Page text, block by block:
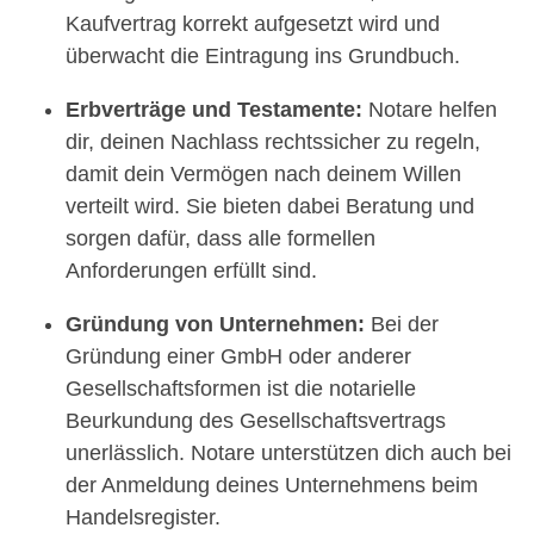
Kaufvertrag korrekt aufgesetzt wird und
überwacht die Eintragung ins Grundbuch.
Erbverträge und Testamente: Notare helfen
dir, deinen Nachlass rechtssicher zu regeln,
damit dein Vermögen nach deinem Willen
verteilt wird. Sie bieten dabei Beratung und
sorgen dafür, dass alle formellen
Anforderungen erfüllt sind.
Gründung von Unternehmen: Bei der
Gründung einer GmbH oder anderer
Gesellschaftsformen ist die notarielle
Beurkundung des Gesellschaftsvertrags
unerlässlich. Notare unterstützen dich auch bei
der Anmeldung deines Unternehmens beim
Handelsregister.